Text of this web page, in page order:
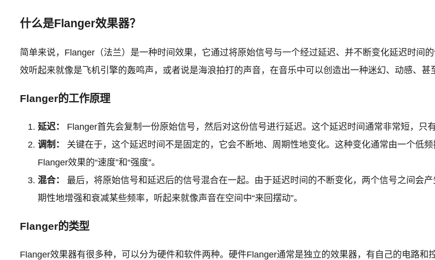
什么是Flanger效果器？
简单来说，Flanger（法兰）是一种时间效果，它通过将原始信号与一个经过延迟、并不断变化延迟时间
效听起来就像是飞机引擎的轰鸣声，或者说是海浪拍打的声音，在音乐中可以创造出一种迷幻、动感、甚
Flanger的工作原理
延迟：
Flanger首先会复制一份原始信号，然后对这份信号进行延迟。这个延迟时间通常非常短，只有
调制：
关键在于，这个延迟时间不是固定的，它会不断地、周期性地变化。这种变化通常由一个低
Flanger效果的“速度”和“强度”。
混合：
最后，将原始信号和延迟后的信号混合在一起。由于延迟时间的不断变化，两个信号之间会
期性地增强和衰减某些频率，听起来就像声音在空间中“来回摆动”。
Flanger的类型
Flanger效果器有很多种，可以分为硬件和软件两种。硬件Flanger通常是独立的效果器，有自己的电路和